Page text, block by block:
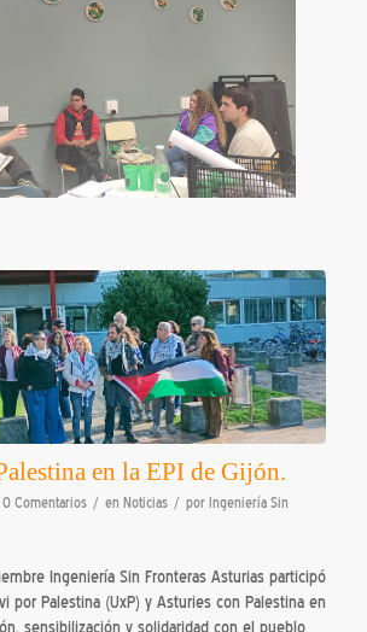
en la EPI de Gijón.
0 Comentarios / en Noticias / por Ingeniería Sin
Ingeniería Sin Fronteras Asturias participó
por Palestina (UxP) y Asturies con Palestina en
sensibilización y solidaridad con el pueblo